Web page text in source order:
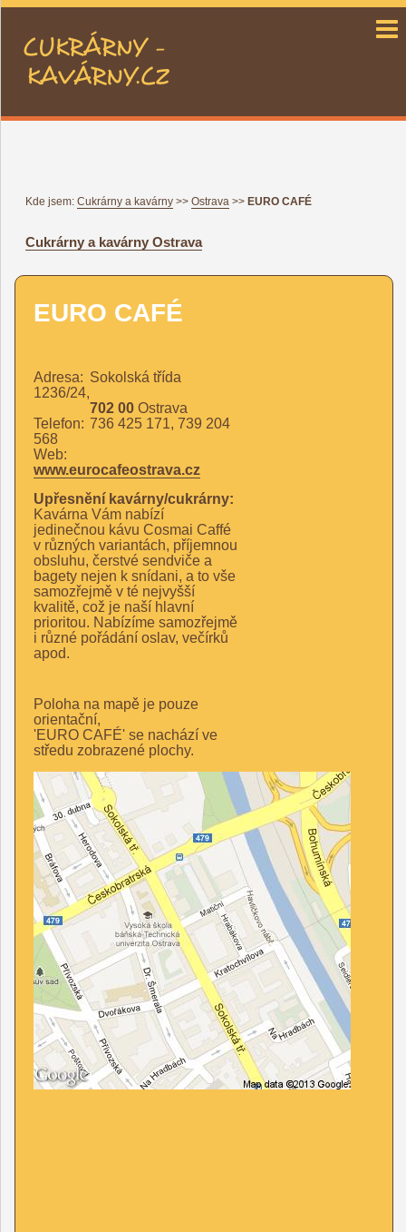
cukrárny a kavárny CZ
Kde jsem: Cukrárny a kavárny >> Ostrava >> EURO CAFÉ
Cukrárny a kavárny Ostrava
EURO CAFÉ
Adresa: Sokolská třída
1236/24,
702 00 Ostrava
Telefon: 736 425 171, 739 204
568
Web:
www.eurocafeostrava.cz
Upřesnění kavárny/cukrárny:
Kavárna Vám nabízí
jedinečnou kávu Cosmai Caffé
v různých variantách, příjemnou
obsluhu, čerstvé sendviče a
bagety nejen k snídani, a to vše
samozřejmě v té nejvyšší
kvalitě, což je naší hlavní
prioritou. Nabízíme samozřejmě
i různé pořádání oslav, večírků
apod.
Poloha na mapě je pouze
orientační,
'EURO CAFÉ' se nachází ve
středu zobrazené plochy.